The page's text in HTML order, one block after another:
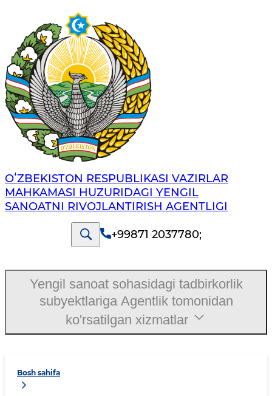
OʻZBEKISTON RESPUBLIKASI VAZIRLAR
MAHKAMASI HUZURIDAGI YENGIL
SANOATNI RIVOJLANTIRISH AGENTLIGI
+99871 2037780;
Bosh sahifa
Yengil sanoat sohasidagi tadbirkorlik
subyektlariga Agentlik tomonidan
ko'rsatilgan xizmatlar